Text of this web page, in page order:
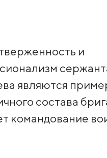
и
являются
состава
командование